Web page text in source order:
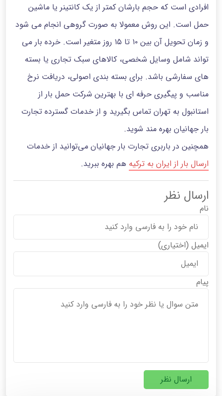
افرادی است که حجم بارشان کمتر از یک کانتینر یا ماشین
حمل است. این روش معمولا به صورت گروهی انجام می شود
و زمان تحویل آن بین ۱۰ تا ۱۵ روز متغیر است. خرده بار می
تواند شامل وسایل شخصی، کالاهای سبک تجاری یا بسته
های سفارشی باشد. برای بسته بندی اصولی، دریافت نرخ
مناسب و پیگیری حرفه ای با بهترین شرکت حمل بار از
استانبول به تهران تماس بگیرید و از خدمات گسترده تجارت
بار جهانیان بهره مند شوید.
همچنین در باربری تجارت بار جهانیان می‌توانید از خدمات
ارسال بار از ایران به ترکیه هم بهره ببرید.
ارسال نظر
نام
ایمیل (اختیاری)
پیام
ارسال نظر